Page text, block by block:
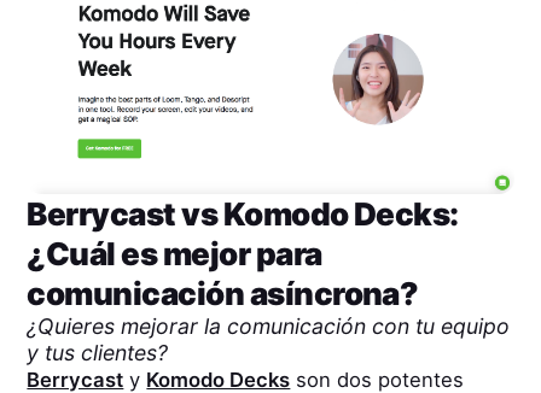
BerrycastvsKomodo Decks:
¿Cuál es mejor para
comunicación asíncrona?
¿Quieres mejorar la comunicación con tu equipo
y tus clientes?
Berrycast y Komodo Decks son dos potentes